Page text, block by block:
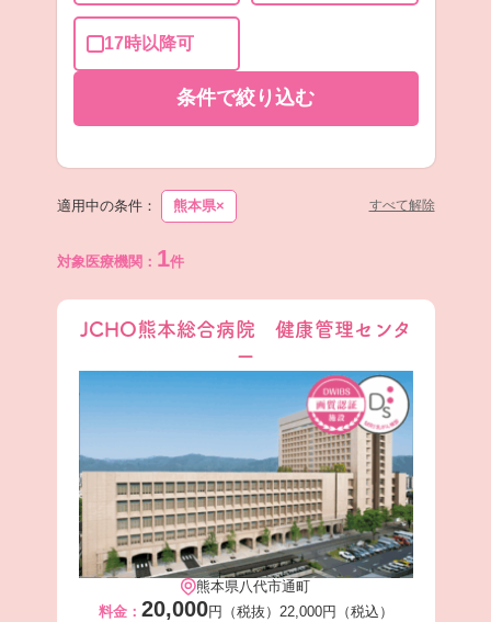
17時以降可
条件で絞り込む
適用中の条件： 熊本県× すべて解除
対象医療機関： 1件
JCHO熊本総合病院 健康管理センタ
ー
熊本県八代市通町
料金： 20,000円（税抜） 22,000円（税込）